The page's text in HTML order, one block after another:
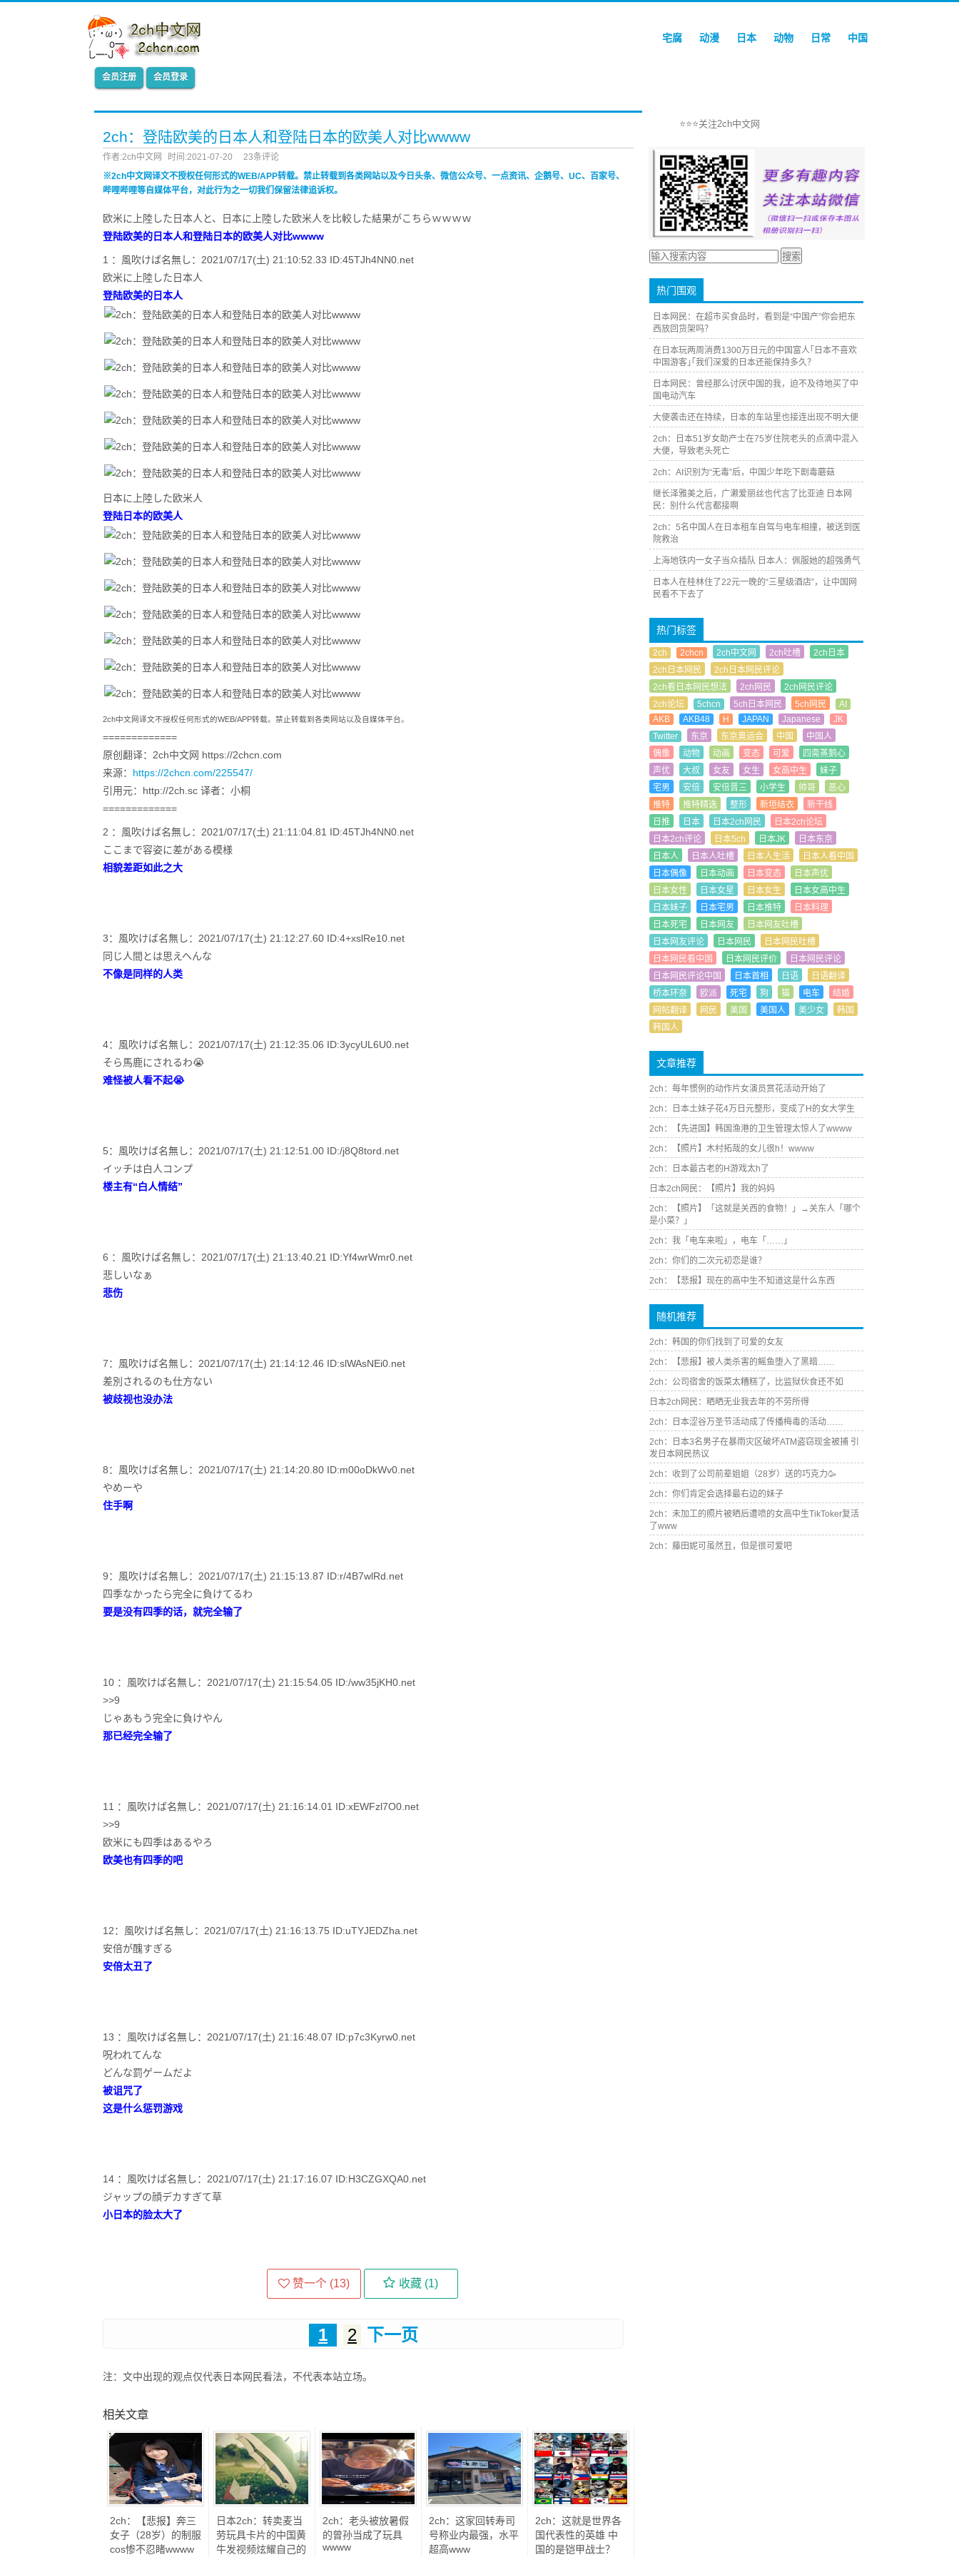
宅腐 动漫 日本 动物 日常 中国
会员注册 会员登录
2ch：登陆欧美的日本人和登陆日本的欧美人对比wwww
作者:2ch中文网 时间:2021-07-20
23条评论
※2ch中文网译文不授权任何形式的WEB/APP转载。禁止转载到各类网站以及今日头条、微信公众号、一点资讯、企鹅号、UC、百家号、
哔哩哔哩等自媒体平台，对此行为之一切我们保留法律追诉权。
欧米に上陸した日本人と、日本に上陸した欧米人を比較した結果がこちらｗｗｗｗ
登陆欧美的日本人和登陆日本的欧美人对比wwww
1 ：風吹けば名無し：2021/07/17(土) 21:10:52.33 ID:45TJh4NN0.net
欧米に上陸した日本人
登陆欧美的日本人
日本に上陸した欧米人
登陆日本的欧美人
2ch中文网译文不授权任何形式的WEB/APP转载。禁止转载到各类网站以及自媒体平台。
=============
原创翻译：2ch中文网 https://2chcn.com
来源： https://2chcn.com/225547/
引用元：http://2ch.sc 译者：小桐
=============
2 ：風吹けば名無し：2021/07/17(土) 21:11:04.81 ID:45TJh4NN0.net
ここまで容姿に差がある模様
相貌差距如此之大
3：風吹けば名無し：2021/07/17(土) 21:12:27.60 ID:4+xslRe10.net
同じ人間とは思えへんな
不像是同样的人类
4：風吹けば名無し：2021/07/17(土) 21:12:35.06 ID:3ycyUL6U0.net
そら馬鹿にされるわ😭
难怪被人看不起😭
5：風吹けば名無し：2021/07/17(土) 21:12:51.00 ID:/j8Q8tord.net
イッチは白人コンプ
楼主有“白人情结”
6 ：風吹けば名無し：2021/07/17(土) 21:13:40.21 ID:Yf4wrWmr0.net
悲しいなぁ
悲伤
7：風吹けば名無し：2021/07/17(土) 21:14:12.46 ID:slWAsNEi0.net
差別されるのも仕方ない
被歧视也没办法
8：風吹けば名無し：2021/07/17(土) 21:14:20.80 ID:m00oDkWv0.net
やめーや
住手啊
9：風吹けば名無し：2021/07/17(土) 21:15:13.87 ID:r/4B7wlRd.net
四季なかったら完全に負けてるわ
要是没有四季的话，就完全输了
10 ：風吹けば名無し：2021/07/17(土) 21:15:54.05 ID:/ww35jKH0.net
>>9
じゃあもう完全に負けやん
那已经完全输了
11 ：風吹けば名無し：2021/07/17(土) 21:16:14.01 ID:xEWFzl7O0.net
>>9
欧米にも四季はあるやろ
欧美也有四季的吧
12：風吹けば名無し：2021/07/17(土) 21:16:13.75 ID:uTYJEDZha.net
安倍が醜すぎる
安倍太丑了
13 ：風吹けば名無し：2021/07/17(土) 21:16:48.07 ID:p7c3Kyrw0.net
呪われてんな
どんな罰ゲームだよ
被诅咒了
这是什么惩罚游戏
14 ：風吹けば名無し：2021/07/17(土) 21:17:16.07 ID:H3CZGXQA0.net
ジャップの顔デカすぎて草
小日本的脸太大了
赞一个 (13) 收藏 (1)
1 2 下一页
注：文中出现的观点仅代表日本网民看法，不代表本站立场。
相关文章
2ch：【悲报】奔三
女子（28岁）的制服
cos惨不忍睹wwww
日本2ch：转卖麦当
劳玩具卡片的中国黄
牛发视频炫耀自己的
2ch：老头被放暑假
的曾孙当成了玩具
wwww
2ch：这家回转寿司
号称业内最强，水平
超高www
2ch：这就是世界各
国代表性的英雄 中
国的是铠甲战士？
⭐⭐⭐关注2ch中文网
热门围观
日本网民：在超市买食品时，看到是“中国产”你会把东
西放回货架吗？
在日本玩两周消费1300万日元的中国富人｢日本不喜欢
中国游客｣｢我们深爱的日本还能保持多久？
日本网民：曾经那么讨厌中国的我，迫不及待地买了中
国电动汽车
大便袭击还在持续，日本的车站里也接连出现不明大便
2ch：日本51岁女助产士在75岁住院老头的点滴中混入
大便，导致老头死亡
2ch：AI识别为“无毒”后，中国少年吃下剧毒蘑菇
继长泽雅美之后，广濑爱丽丝也代言了比亚迪 日本网
民：别什么代言都接啊
2ch：5名中国人在日本租车自驾与电车相撞，被送到医
院救治
上海地铁内一女子当众插队 日本人：佩服她的超强勇气
日本人在桂林住了22元一晚的“三星级酒店”，让中国网
民看不下去了
热门标签
2ch 2chcn 2ch中文网 2ch吐槽
2ch日本
2ch日本网民
2ch日本网民评论
2ch看日本网民想法
2ch网民
2ch网民评论
2ch论坛
5chcn 5ch日本网民 5ch网民
AI
AKB
AKB48 H JAPAN Japanese
JK
Twitter
东京 东京奥运会 中国
中国人
偶像
动物 动画 变态 可爱
四斋蒸鹅心
声优
大叔 女友 女生 女高中生
妹子
宅男
安倍 安倍晋三 小学生 帅哥
恶心
推特
推特精选 整形 新垣结衣
新干线
日推
日本 日本2ch网民
日本2ch论坛
日本2ch评论
日本5ch 日本JK
日本东京
日本人
日本人吐槽 日本人生活
日本人看中国
日本偶像
日本动画 日本变态
日本声优
日本女性
日本女星 日本女生
日本女高中生
日本妹子
日本宅男 日本推特
日本料理
日本死宅
日本网友
日本网友吐槽
日本网友评论
日本网民
日本网民吐槽
日本网民看中国
日本网民评价
日本网民评论
日本网民评论中国
日本首相 日语
日语翻译
桥本环奈
欧派 死宅 狗 猫 电车
结婚
网帖翻译
网民 美国 美国人 美少女
韩国
韩国人
文章推荐
2ch：每年惯例的动作片女演员赏花活动开始了
2ch：日本土妹子花4万日元整形，变成了H的女大学生
2ch：【先进国】韩国渔港的卫生管理太惊人了wwww
2ch：【照片】木村拓哉的女儿很h！wwww
2ch：日本最古老的H游戏太h了
日本2ch网民：【照片】我的妈妈
2ch：【照片】「这就是关西的食物！」→关东人「哪个
是小菜？」
2ch：我「电车来啦」，电车「……」
2ch：你们的二次元初恋是谁？
2ch：【悲报】现在的高中生不知道这是什么东西
随机推荐
2ch：韩国的你们找到了可爱的女友
2ch：【悲报】被人类杀害的鳐鱼堕入了黑暗……
2ch：公司宿舍的饭菜太糟糕了，比监狱伙食还不如
日本2ch网民：晒晒无业我去年的不劳所得
2ch：日本涩谷万圣节活动成了传播梅毒的活动……
2ch：日本3名男子在暴雨灾区破坏ATM盗窃现金被捕 引
发日本网民热议
2ch：收到了公司前辈姐姐（28岁）送的巧克力🥳
2ch：你们肯定会选择最右边的妹子
2ch：未加工的照片被晒后遭喷的女高中生TikToker复活
了www
2ch：藤田妮可虽然丑，但是很可爱吧